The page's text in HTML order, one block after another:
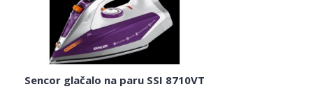
Sencor glačalo na paru SSI 8710VT